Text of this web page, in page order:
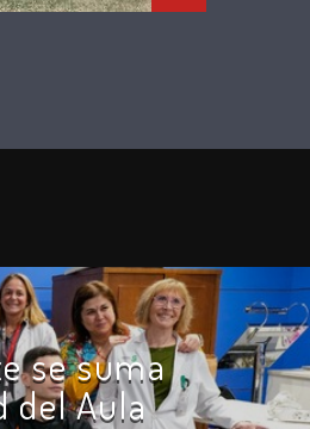
se suma
del Aula